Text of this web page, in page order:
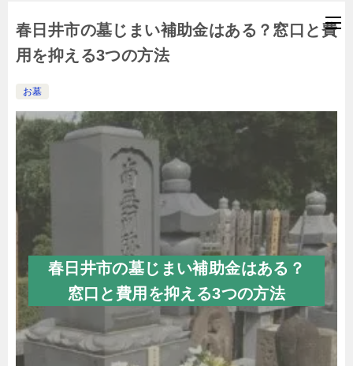
春日井市の墓じまい補助金はある？窓口と費
用を抑える3つの方法
お墓
春日井市の墓じまい補助金はある？
窓口と費用を抑える3つの方法